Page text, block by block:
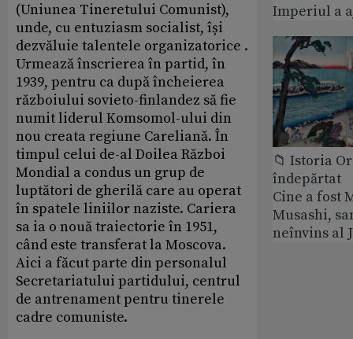
(Uniunea Tineretului Comunist),
unde, cu entuziasm socialist, își
dezvăluie talentele organizatorice .
Urmează înscrierea în partid, în
1939, pentru ca după încheierea
războiului sovieto-finlandez să fie
numit liderul Komsomol-ului din
nou creata regiune Careliană. În
timpul celui de-al Doilea Război
Mondial a condus un grup de
luptători de gherilă care au operat
în spatele liniilor naziste. Cariera
sa ia o nouă traiectorie în 1951,
când este transferat la Moscova.
Aici a făcut parte din personalul
Secretariatului partidului, centrul
de antrenament pentru tinerele
cadre comuniste.
Imperiul a
📁 Istoria
îndepărtat
Cine a fost
Musashi,
neînvins al